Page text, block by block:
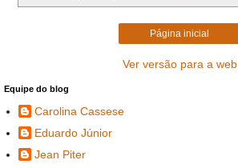
Página inicial
Ver versão para a web
Equipe do blog
Carolina Cassese
Eduardo Júnior
Jean Piter